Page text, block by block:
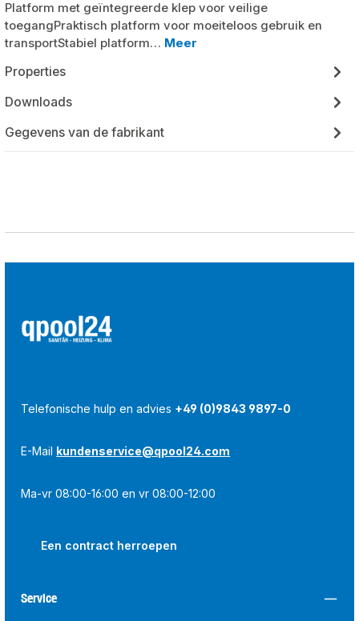
Platform met geïntegreerde klep voor veilige
toegangPraktisch platform voor moeiteloos gebruik en
transportStabiel platform… Meer
Properties
Downloads
Gegevens van de fabrikant
Telefonische hulp en advies +49 (0)9843 9897-0
E-Mail kundenservice@qpool24.com
Ma-vr 08:00-16:00 en vr 08:00-12:00
Een contract herroepen
Service